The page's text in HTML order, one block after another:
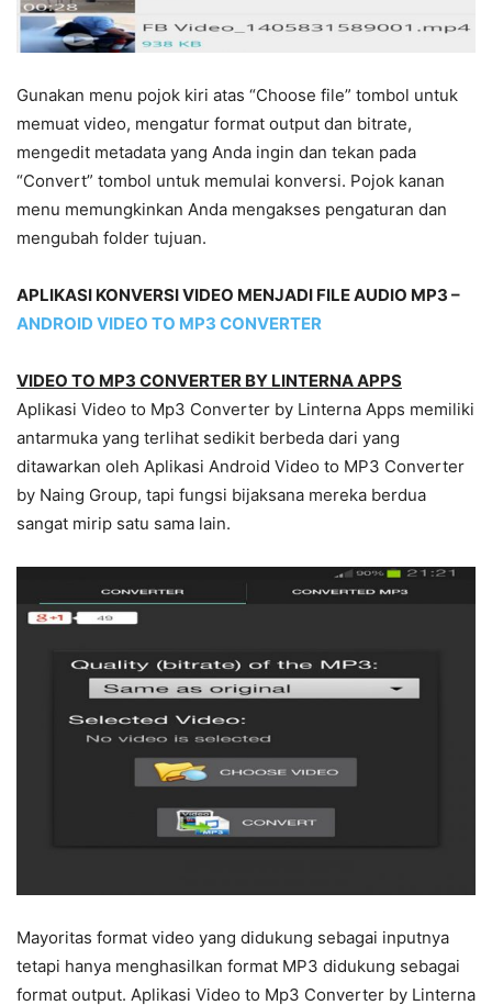
Gunakan menu pojok kiri atas “Choose file” tombol untuk
memuat video, mengatur format output dan bitrate,
mengedit metadata yang Anda ingin dan tekan pada
“Convert” tombol untuk memulai konversi. Pojok kanan
menu memungkinkan Anda mengakses pengaturan dan
mengubah folder tujuan.
APLIKASI KONVERSI VIDEO MENJADI FILE AUDIO MP3 –
ANDROID VIDEO TO MP3 CONVERTER
VIDEO TO MP3 CONVERTER BY LINTERNA APPS
Aplikasi Video to Mp3 Converter by Linterna Apps memiliki
antarmuka yang terlihat sedikit berbeda dari yang
ditawarkan oleh Aplikasi Android Video to MP3 Converter
by Naing Group, tapi fungsi bijaksana mereka berdua
sangat mirip satu sama lain.
Mayoritas format video yang didukung sebagai inputnya
tetapi hanya menghasilkan format MP3 didukung sebagai
format output. Aplikasi Video to Mp3 Converter by Linterna